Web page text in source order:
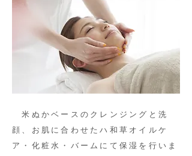
米ぬかベースのクレンジングと洗
顔、お肌に合わせたハ和草オイルケ
ア・化粧水・バームにて保湿を行いま